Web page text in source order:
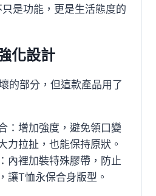
是功能，更是生活態度的
化設計
的部分，但這款產品用了
：增加強度，避免領口變
力拉扯，也能保持原狀。
內裡加裝特殊膠帶，防止
讓T恤永保合身版型。